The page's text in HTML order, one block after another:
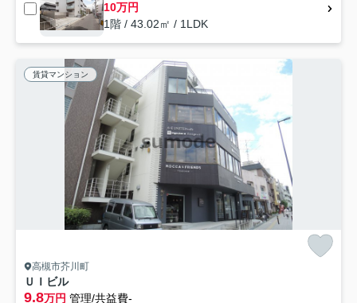
10万円
1階 / 43.02㎡ / 1LDK
賃貸マンション
高槻市芥川町
ＵＩビル
9.8万円 管理/共益費-